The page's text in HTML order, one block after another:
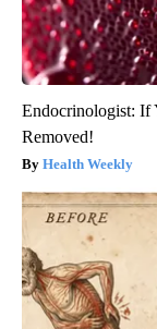
Endocrinologist: If
Removed!
Health Weekly